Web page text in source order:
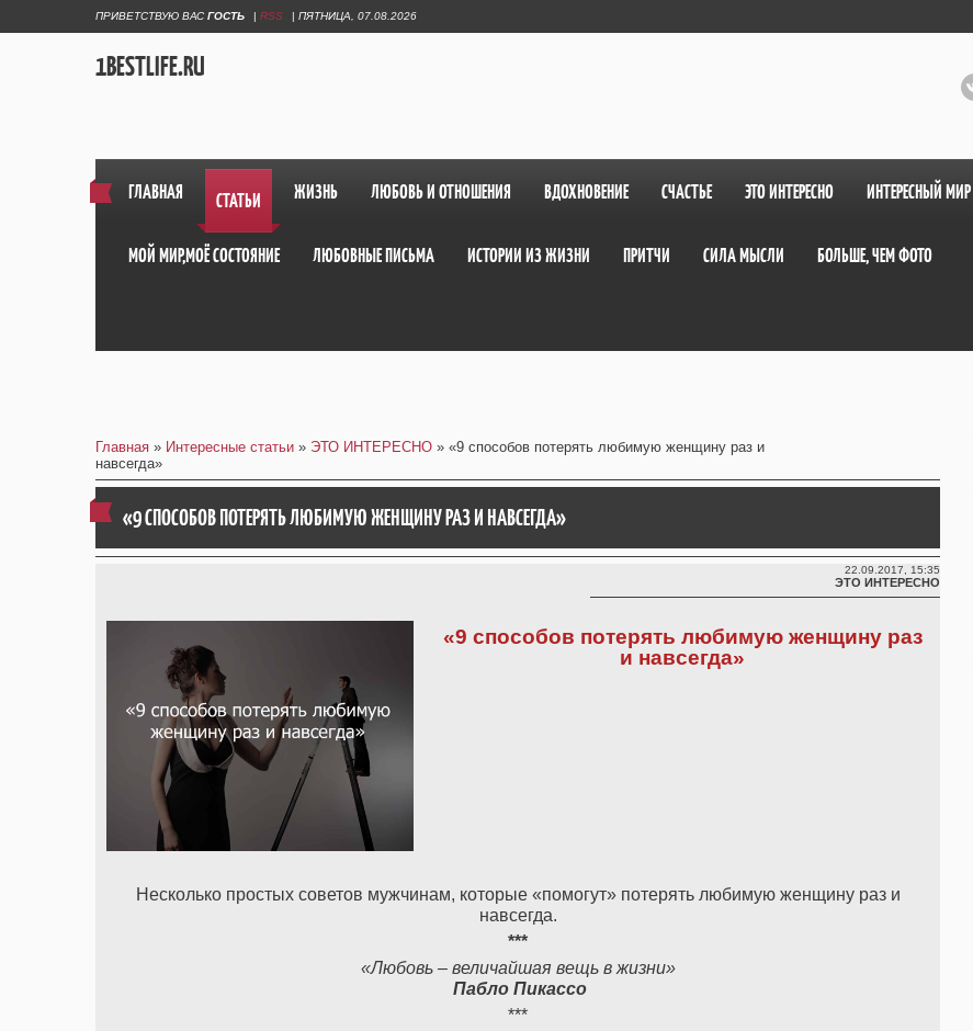
ПРИВЕТСТВУЮ ВАС ГОСТЬ | RSS | ПЯТНИЦА, 07.08.2026
1BESTLIFE.RU
ГЛАВНАЯ СТАТЬИ ЖИЗНЬ ЛЮБОВЬ И ОТНОШЕНИЯ ВДОХНОВЕНИЕ СЧАСТЬЕ ЭТО ИНТЕРЕСНО ИНТЕРЕСНЫЙ МИР
МОЙ МИР,МОЁ СОСТОЯНИЕ ЛЮБОВНЫЕ ПИСЬМА ИСТОРИИ ИЗ ЖИЗНИ ПРИТЧИ СИЛА МЫСЛИ БОЛЬШЕ, ЧЕМ ФОТО
Главная » Интересные статьи » ЭТО ИНТЕРЕСНО » «9 способов потерять любимую женщину раз и
навсегда»
«9 СПОСОБОВ ПОТЕРЯТЬ ЛЮБИМУЮ ЖЕНЩИНУ РАЗ И НАВСЕГДА»
22.09.2017, 15:35
ЭТО ИНТЕРЕСНО
«9 способов потерять любимую женщину раз
и навсегда»
Несколько простых советов мужчинам, которые «помогут» потерять любимую женщину раз и
навсегда.
***
«Любовь – величайшая вещь в жизни»
Пабло Пикассо
***